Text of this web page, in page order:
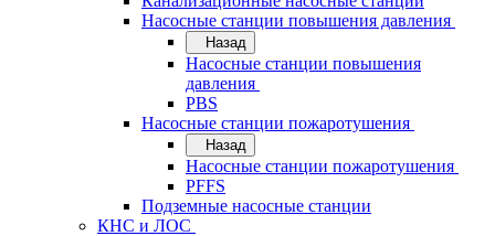
Насосные станции повышения давления
Назад
Насосные станции повышения
давления
PBS
Насосные станции пожаротушения
Назад
Насосные станции пожаротушения
PFFS
Подземные насосные станции
КНС и ЛОС